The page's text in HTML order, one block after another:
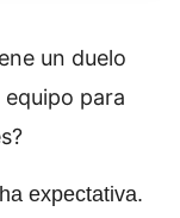
un duelo
equipo para
expectativa.